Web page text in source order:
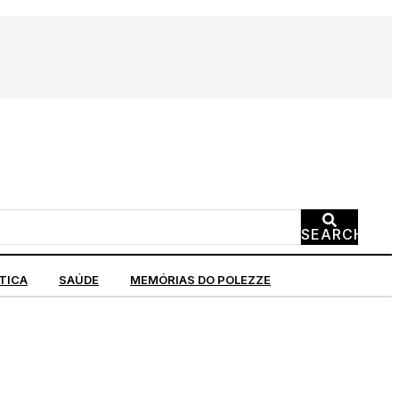
SEARCH
SAÚDE MEMÓRIAS DO POLEZZE